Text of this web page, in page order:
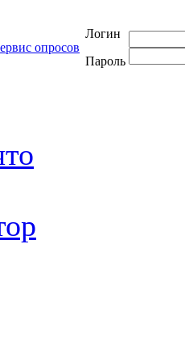
Логин
Пароль